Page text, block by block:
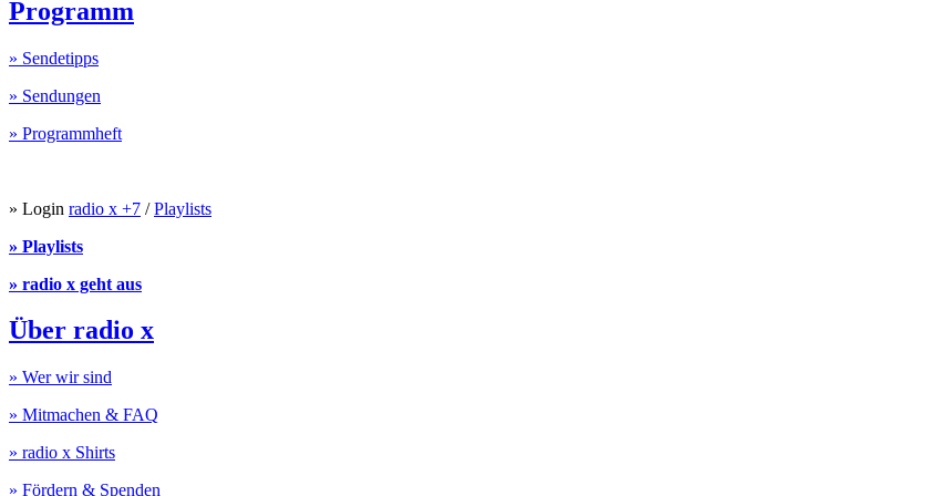
Programm
» Sendetipps
» Sendungen
» Programmheft
» Login radio x +7 /Playlists
» Playlists
» radio x geht aus
Über radio x
» Wer wir sind
» Mitmachen & FAQ
» radio x Shirts
» Fördern & Spenden